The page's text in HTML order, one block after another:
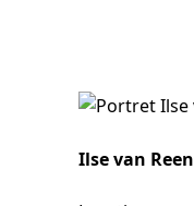
Ilse van